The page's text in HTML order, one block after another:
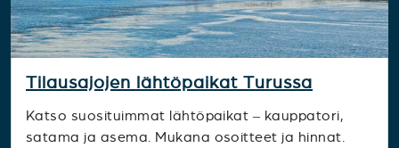
Tilausajojen lähtöpaikat Turussa
Katso suosituimmat lähtöpaikat – kauppatori,
satama ja asema. Mukana osoitteet ja hinnat.